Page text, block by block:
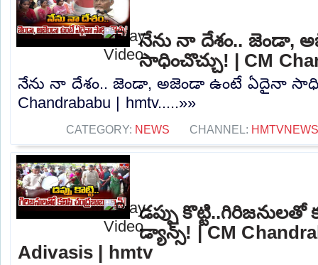
నేను నా దేశం.. జెండా,
సాధించొచ్చు! | CM
నేను నా దేశం.. జెండా, అజెండా ఉంటే ఏదైనా
Chandrababu | hmtv.....»»
CATEGORY: NEWS CHANNEL: HMTVNEWS
డప్పు కొట్టి..గిరిజనులతో
డ్యాన్స్! | CM
Adivasis | hmtv